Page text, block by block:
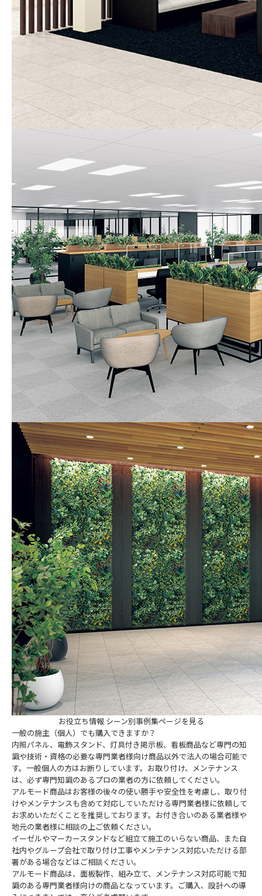
お役立ち情報 シーン別事例集ページを見る
一般の施主（個人）でも購入できますか？
内照パネル、電飾スタンド、灯具付き掲示板、看板商品など専門の知
識や技術・資格の必要な専門業者様向け商品以外で法人の場合可能で
す。一般個人の方はお断りしています。お取り付け、メンテナンス
は、必ず専門知識のあるプロの業者の方に依頼してください。
アルモード商品はお客様の後々の使い勝手や安全性を考慮し、取り付
けやメンテナンスも含めて対応していただける専門業者様に依頼して
お求めいただくことを推奨しております。お付き合いのある業者様や
地元の業者様に相談の上ご依頼ください。
イーゼルやマーカースタンドなど組立て施工のいらない商品、また自
社内やグループ会社で取り付け工事やメンテナンス対応いただける部
署がある場合などはご相談ください。
アルモード商品は、面板製作、組み立て、メンテナンス対応可能で知
識のある専門業者様向けの商品となっています。ご購入、設計への導